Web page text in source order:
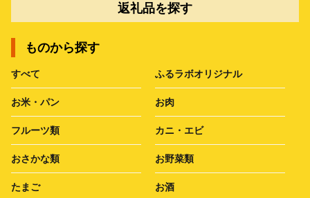
返礼品を探す
ものから探す
すべて ふるラボオリジナル
お米・パン お肉
フルーツ類 カニ・エビ
おさかな類 お野菜類
たまご お酒